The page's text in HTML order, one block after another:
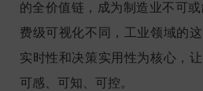
的全价值链，成为制造业不可
费级可视化不同，工业领域的
实时性和决策实用性为核心，
可感、可知、可控。